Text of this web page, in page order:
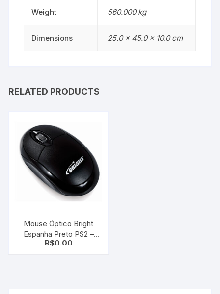
Weight 560.000 kg
Dimensions 25.0 × 45.0 × 10.0 cm
RELATED PRODUCTS
Mouse Óptico Bright
Espanha Preto PS2 –
0012
R$0.00